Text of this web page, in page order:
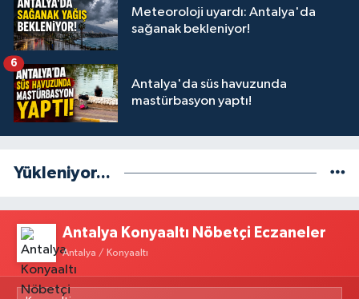
Meteoroloji uyardı: Antalya'da
sağanak bekleniyor!
Antalya'da süs havuzunda
mastürbasyon yaptı!
6
Yükleniyor...
Antalya Konyaaltı Nöbetçi Eczaneler
Antalya / Konyaaltı